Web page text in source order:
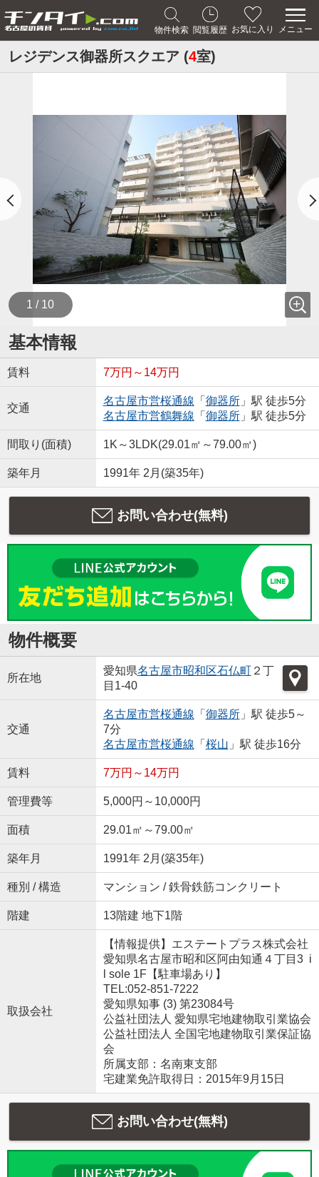
物件検索 閲覧履歴 お気に入り メニュー
レジデンス御器所スクエア (4室)
1 / 10
基本情報
賃料 7万円～14万円
交通
名古屋市営桜通線 「 御器所」駅 徒歩5分
名古屋市営鶴舞線 「 御器所」駅 徒歩5分
間取り(面積) 1K～3LDK(29.01㎡～79.00㎡)
築年月 1991年 2月(築35年)
お問い合わせ(無料)
物件概要
所在地
愛知県名古屋市昭和区石仏町２丁
目1-40
交通
名古屋市営桜通線 「 御器所」駅 徒歩5～
7分
名古屋市営桜通線 「 桜山 」駅 徒歩16分
賃料 7万円～14万円
管理費等 5,000円～10,000円
面積 29.01㎡～79.00㎡
築年月 1991年 2月(築35年)
種別 / 構造 マンション / 鉄骨鉄筋コンクリート
階建 13階建 地下1階
取扱会社
【情報提供】エステートプラス株式会社
愛知県名古屋市昭和区阿由知通４丁目3 i
l sole 1F【駐車場あり】
TEL:052-851-7222
愛知県知事 (3) 第23084号
公益社団法人 愛知県宅地建物取引業協会
公益社団法人 全国宅地建物取引業保証協
会
所属支部：名南東支部
宅建業免許取得日：2015年9月15日
お問い合わせ(無料)